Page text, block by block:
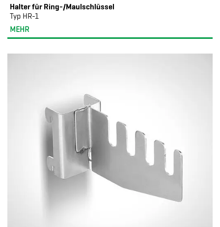
Halter für Ring-/Maulschlüssel
Typ HR-1
MEHR